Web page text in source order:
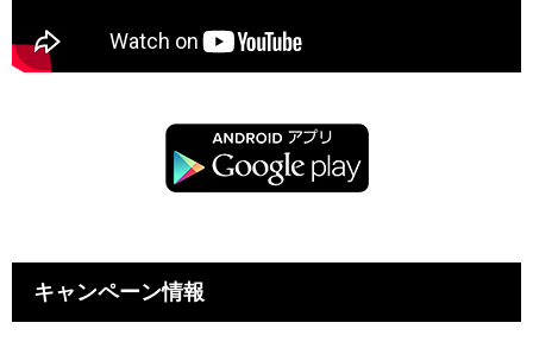
キャンペーン情報